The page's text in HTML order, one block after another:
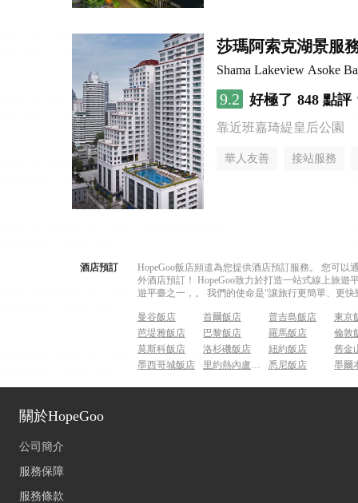
莎瑪阿索克湖景服
Shama Lakeview Asoke
9.2 好極了 848 點評
靠近班嘉琦緹皇后公園
華人友善 接站服務
酒店預訂
HopeGoo飯店頻道為您提供酒店預訂服務。 您可
外酒店預訂！ HopeGoo致力於打造一站式線上旅
遊平臺之一，。 我們的使命是“讓旅行更簡單、更
曼谷飯店 首爾飯店 普吉島飯店
東京
芭堤雅飯店
巴黎飯店 羅馬飯店
倫敦
莫斯科飯店
洛杉磯飯店 紐約飯店
舊金
墨西哥城飯店
里約熱內盧飯店 悉尼飯店 墨爾
關於HopeGoo
公司簡介
服務保障
服務條款